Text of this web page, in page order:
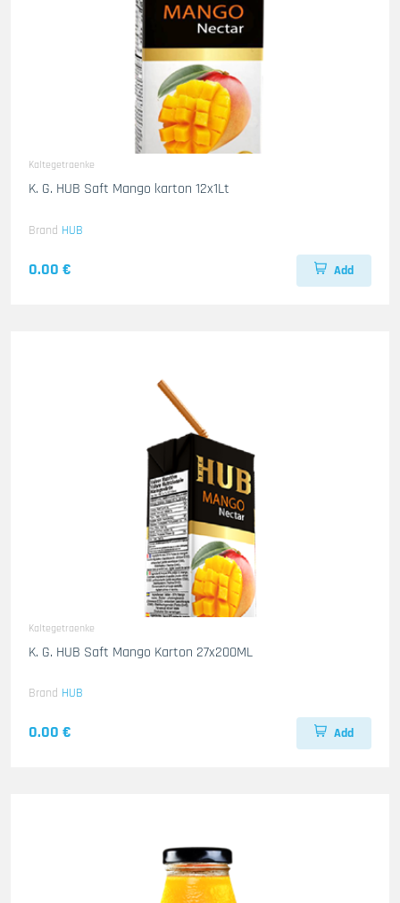
Kaltegetraenke
K. G. HUB Saft Mango karton 12x1Lt
Brand HUB
0.00 € Add
Kaltegetraenke
K. G. HUB Saft Mango Karton 27x200ML
Brand HUB
0.00 € Add